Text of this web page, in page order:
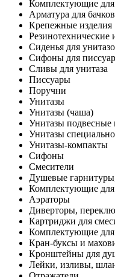
Комплектующие для
Арматура для бачков
Крепежные изделия
Резинотехнические
Сиденья для
Сифоны для
Сливы для унитаза
Писсуары
Поручни
Унитазы
Унитазы (чаша)
Унитазы подвесные
Унитазы
Унитазы-компакты
Сифоны
Смесители
Душевые
Комплектующие для
Аэраторы
Диверторы,
Картриджи для
Комплектующие для
Кран-буксы и
Кронштейны для
Лейки, изливы,